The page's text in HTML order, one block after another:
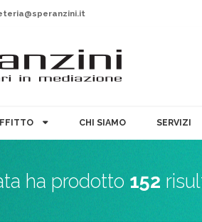
CHI SIAMO SERVIZI
ha prodotto 152